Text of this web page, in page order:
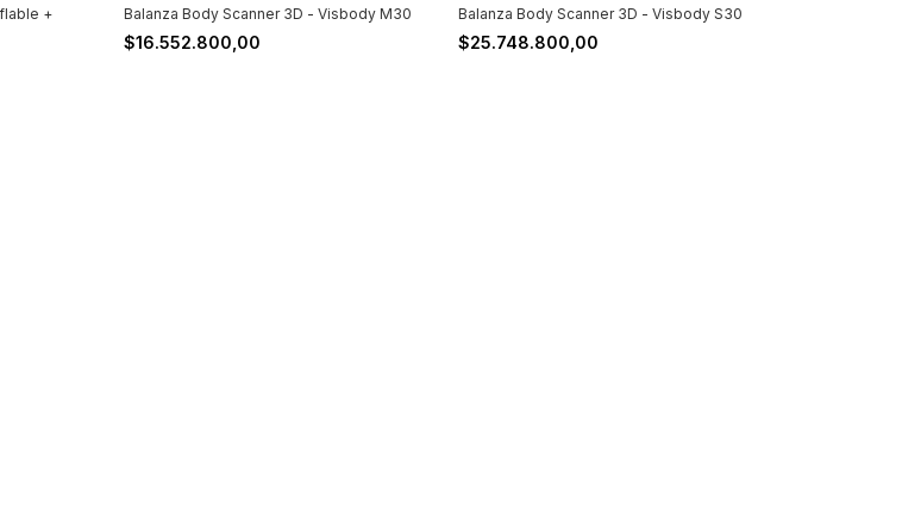
+
Balanza Body Scanner 3D - Visbody M30
$16.552.800,00
Balanza Body Scanner 3D - Visbody S30
$25.748.800,00